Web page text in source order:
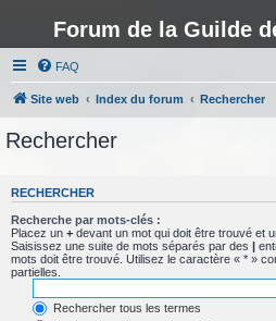
Forum de la Guilde
FAQ
Site web Index du forum Rechercher
Rechercher
RECHERCHER
Recherche par mots-clés :
Placez un + devant un mot qui doit être trouvé et
Saisissez une suite de mots séparés par des |
mots doit être trouvé. Utilisez le caractère « * »
partielles.
Rechercher tous les termes